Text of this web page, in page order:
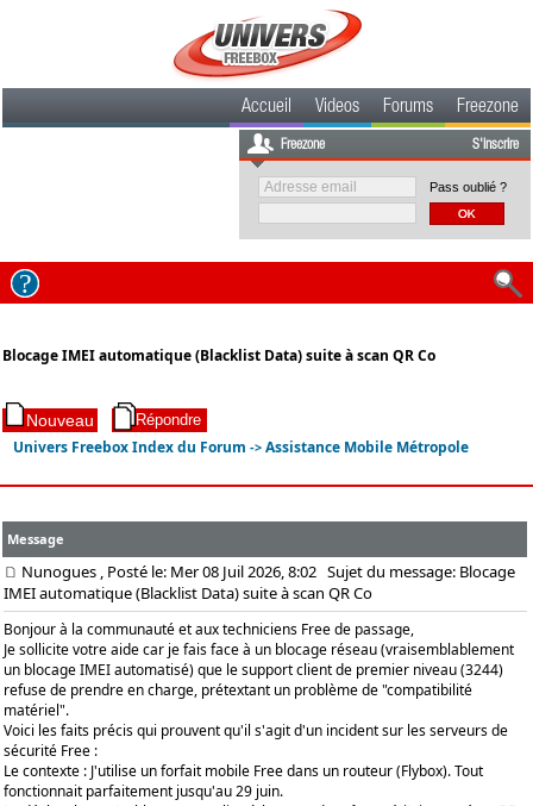
Accueil Videos Forums Freezone
Freezone S'inscrire
Pass oublié ?
Blocage IMEI automatique (Blacklist Data) suite à scan QR Co
Univers Freebox Index du Forum ->Assistance Mobile Métropole
Message
Nunogues , Posté le: Mer 08 Juil 2026, 8:02 Sujet du message: Blocage
IMEI automatique (Blacklist Data) suite à scan QR Co
Bonjour à la communauté et aux techniciens Free de passage,
Je sollicite votre aide car je fais face à un blocage réseau (vraisemblablement
un blocage IMEI automatisé) que le support client de premier niveau (3244)
refuse de prendre en charge, prétextant un problème de "compatibilité
matériel".
Voici les faits précis qui prouvent qu'il s'agit d'un incident sur les serveurs de
sécurité Free :
Le contexte : J'utilise un forfait mobile Free dans un routeur (Flybox). Tout
fonctionnait parfaitement jusqu'au 29 juin.